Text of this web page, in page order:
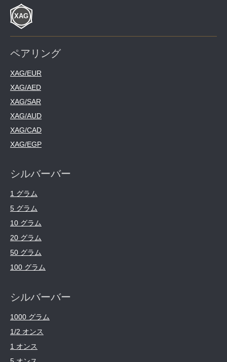
ペアリング
XAG/EUR
XAG/AED
XAG/SAR
XAG/AUD
XAG/CAD
XAG/EGP
シルバーバー
1 グラム
5 グラム
10 グラム
20 グラム
50 グラム
100 グラム
シルバーバー
1000 グラム
1/2 オンス
1 オンス